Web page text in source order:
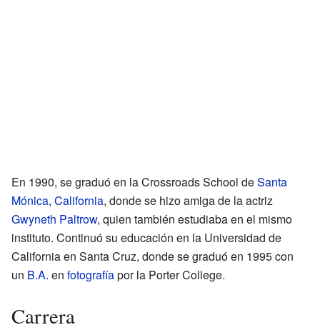
En 1990, se graduó en la Crossroads School deSanta
Mónica, California, donde se hizo amiga de la actriz
Gwyneth Paltrow, quien también estudiaba en el mismo
instituto. Continuó su educación en la Universidad de
California en Santa Cruz, donde se graduó en 1995 con
un B.A. en fotografíapor la Porter College.
Carrera